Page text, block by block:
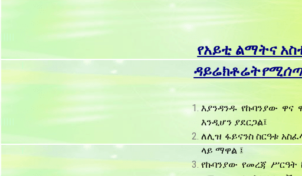
የአይቲ ልማትና
ዳይሬክቶሬት
እያንዳንዱ የኩባንያው
እንዲሆን ያደርጋል፤
ለሊዝ ፋይናንስ ስርዓቱ
ላይ ማዋል ፤
የኩባንያው የመረጃ ሥርዓት